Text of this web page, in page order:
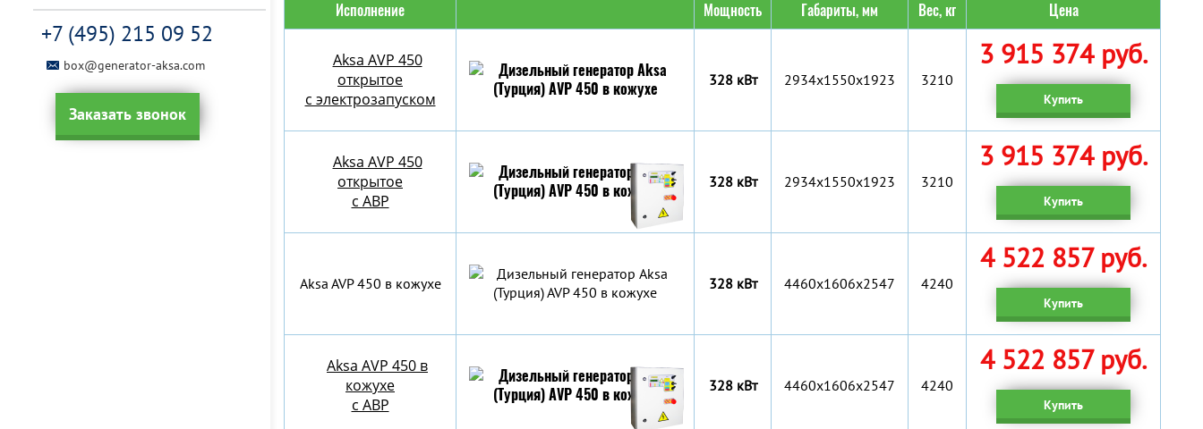
+7 (495) 215 09 52
box@generator-aksa.com
Заказать звонок
Исполнение Мощность Габариты, мм Вес, кг Цена
Aksa AVP 450
открытое
с электрозапуском
328 кВт 2934x1550x1923 3210
3 915 374 руб.
Купить
Aksa AVP 450
открытое
с АВР
328 кВт 2934x1550x1923 3210
3 915 374 руб.
Купить
Aksa AVP 450 в кожухе 328 кВт 4460x1606x2547 4240
4 522 857 руб.
Купить
Aksa AVP 450 в
кожухе
с АВР
328 кВт 4460x1606x2547 4240
4 522 857 руб.
Купить